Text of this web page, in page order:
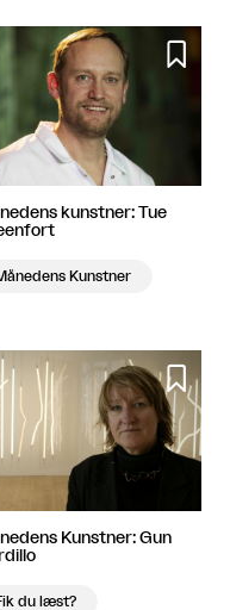

kunstner: Tue
Kunstner

Kunstner: Gun
du læst?